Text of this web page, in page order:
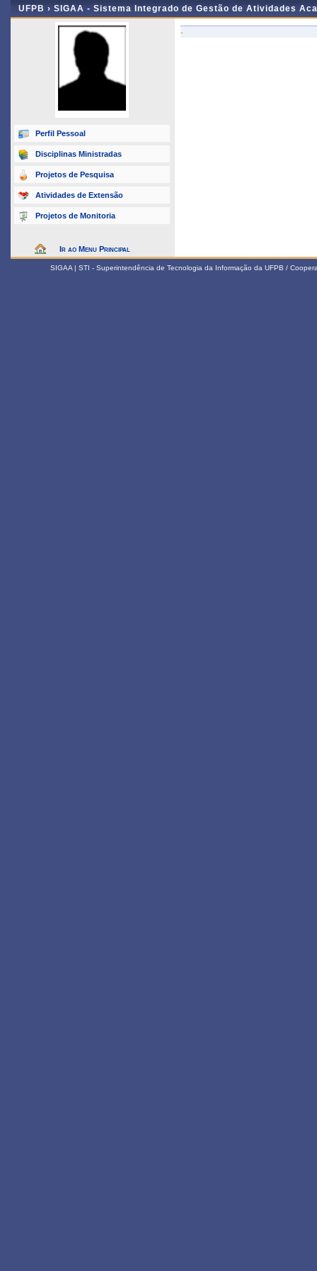
UFPB › SIGAA - Sistema Integrado de Gestão de Atividades
Perfil Pessoal
Disciplinas Ministradas
Projetos de Pesquisa
Atividades de Extensão
Projetos de Monitoria
Ir ao Menu Principal
-
SIGAA | STI - Superintendência de Tecnologia da Informação da UFPB /